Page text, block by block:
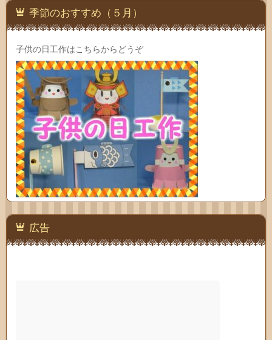
季節のおすすめ（５月）
子供の日工作はこちらからどうぞ
広告